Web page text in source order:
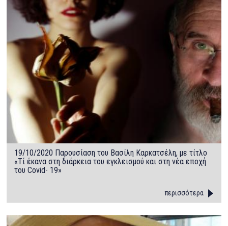
19/10/2020 Παρουσίαση του Βασίλη Καρκατσέλη, με τίτλο
«Τί έκανα στη διάρκεια του εγκλεισμού και στη νέα εποχή
του Covid- 19»
περισσότερα